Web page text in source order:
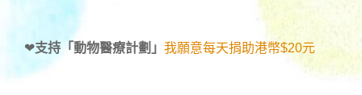
❤支持「動物醫療計劃」 我願意每天捐助港幣$20元